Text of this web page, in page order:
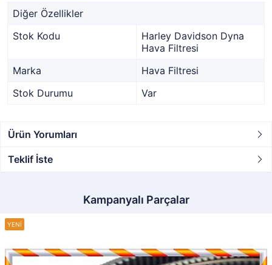
Diğer Özellikler
Stok Kodu
Harley Davidson Dyna
Hava Filtresi
Marka
Hava Filtresi
Stok Durumu
Var
Ürün Yorumları
Teklif İste
Kampanyalı Parçalar